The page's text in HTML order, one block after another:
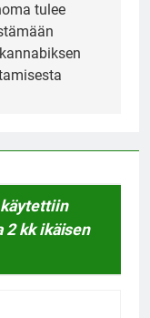
tulee
2 kk ikäisen